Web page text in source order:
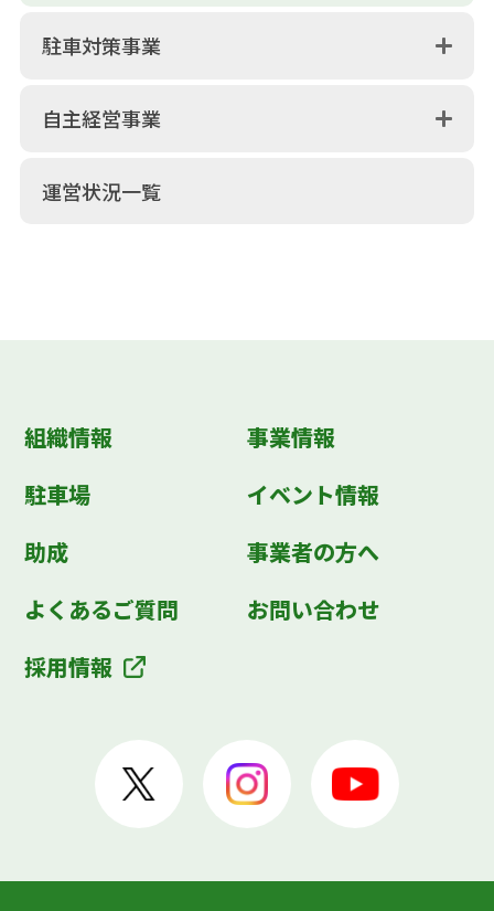
駐車対策事業
自主経営事業
運営状況一覧
組織情報
事業情報
駐車場
イベント情報
助成
事業者の方へ
よくあるご質問
お問い合わせ
採用情報